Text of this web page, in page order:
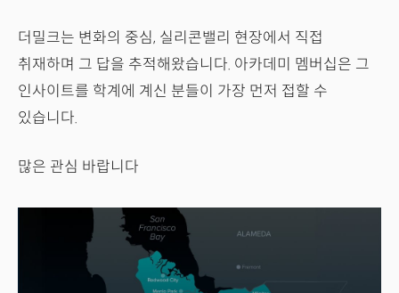
더밀크는 변화의 중심, 실리콘밸리 현장에서 직접
취재하며 그 답을 추적해왔습니다. 아카데미 멤버십은 그
인사이트를 학계에 계신 분들이 가장 먼저 접할 수
있습니다.
많은 관심 바랍니다